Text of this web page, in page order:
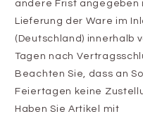
andere Frist angegeben
Lieferung der Ware im
(Deutschland) innerhalb
Tagen nach
Beachten Sie, dass an
Feiertagen keine
Haben Sie Artikel mit